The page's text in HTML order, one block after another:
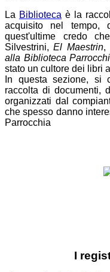
La Biblioteca è la
acquisito nel tempo,
quest'ultime credo
Silvestrini,El Maestrin,
alla Biblioteca
stato un cultore dei libri
In questa sezione, si
raccolta di documenti,
organizzati dal
che spesso danno
Parrocchia
I